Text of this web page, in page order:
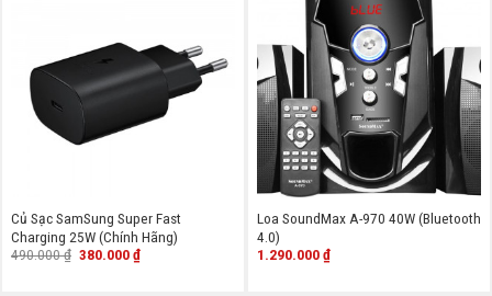
Củ Sạc SamSung Super Fast
Charging 25W (Chính Hãng)
490.000₫ Giá
380.000₫Giá
Loa SoundMax A-970 40W (Bluetooth
4.0)
1.290.000₫